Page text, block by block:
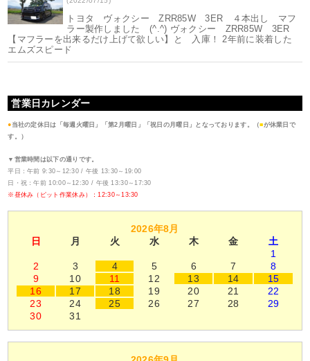
トヨタ ヴォクシー ZRR85W 3ER ４本出し マフ
ラー製作しました (^.^) ヴォクシー ZRR85W 3ER
【マフラーを出来るだけ上げて欲しい】と 入庫！ 2年前に装着した
エムズスピード
営業日カレンダー
● 当社の定休日は「毎週火曜日」「第2月曜日」「祝日の月曜日」となっております。（■が休業日で
す。）
▼営業時間は以下の通りです。
平日：午前 9:30～12:30 / 午後 13:30～19:00
日・祝：午前 10:00～12:30 / 午後 13:30～17:30
※昼休み（ピット作業休み）：12:30～13:30
2026年8月
日
月 火 水 木 金
土
1
2
3 4 5 6 7
8
9
10 11 12 13 14
15
16
17 18 19 20 21
22
23
24 25 26 27 28
29
30
31